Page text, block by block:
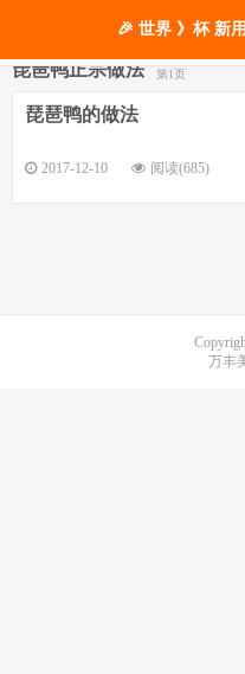
琵琶鸭正宗做法 第1页
琵琶鸭的做法
2017-12-10 阅读(685)
万丰
🎉 世界 》杯 新